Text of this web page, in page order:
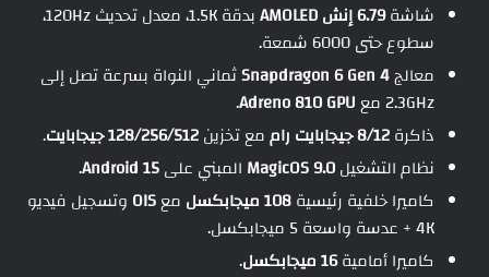
شاشة6.79 إنش AMOLED
بدقة 1.5K، معدل تحديث 120Hz،
سطوع حتى 6000 شمعة.
معالجSnapdragon 6 Gen 4ثماني النواة بسرعة تصل إلى
2.3GHz مع
Adreno 810 GPU
.
ذاكرة8/12 جيجابايت رام مع تخزين128/256/512 جيجابايت
.
نظام التشغيلMagicOS 9.0 المبني علىAndroid 15
.
كاميرا خلفية رئيسية108 ميجابكسل معOIS وتسجيل فيديو
4K + عدسة واسعة 5 ميجابكسل.
كاميرا أمامية16 ميجابكسل
.